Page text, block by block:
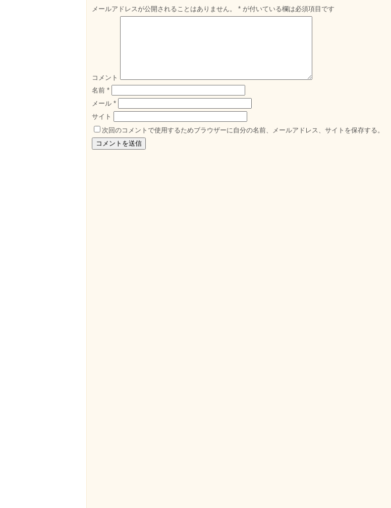
メールアドレスが公開されることはありません。 * が付いている欄は必須項目です
コメント
名前 *
メール *
サイト
次回のコメントで使用するためブラウザーに自分の名前、メールアドレス、サイトを保存する。